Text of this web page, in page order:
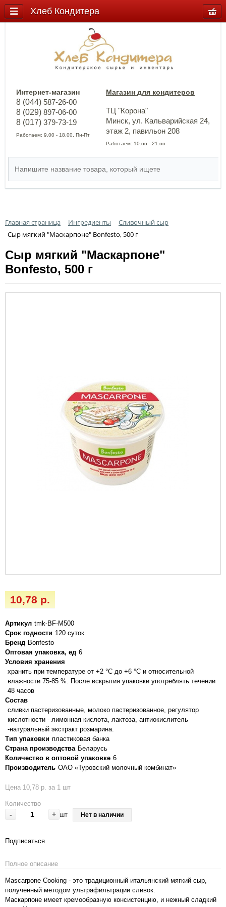
Интернет-магазин
8 (044) 587-26-00
8 (029) 897-06-00
8 (017) 379-73-19
Работаем: 9.00 - 18.00, Пн-Пт
Магазин для кондитеров
ТЦ "Корона"
Минск, ул. Кальварийская 24,
этаж 2, павильон 208
Работаем: 10.оо - 21.оо
Главная страница Ингредиенты
Сливочный сыр
Сыр мягкий "Маскарпоне" Bonfesto, 500 г
Сыр мягкий "Маскарпоне"
Bonfesto, 500 г
10,78 р.
Артикул tmk-BF-M500
Срок годности 120 суток
Бренд Bonfesto
Оптовая упаковка, ед 6
Условия хранения
хранить при температуре от +2 °C до +6 °C и относительной
влажности 75-85 %. После вскрытия упаковки употреблять течении
48 часов
Состав
сливки пастеризованные, молоко пастеризованное, регулятор
кислотности - лимонная кислота, лактоза, антиокислитель
-натуральный экстракт розмарина.
Тип упаковки пластиковая банка
Страна производства Беларусь
Количество в оптовой упаковке 6
Производитель ОАО «Туровский молочный комбинат»
Цена 10,78 р. за 1 шт
Количество
- + шт Нет в наличии
Подписаться
Полное описание
Mascarpone Cooking - это традиционный итальянский мягкий сыр,
полученный методом ультрафильтрации сливок.
Маскарпоне имеет кремообразную консистенцию, и нежный сладкий
Хлеб Кондитера